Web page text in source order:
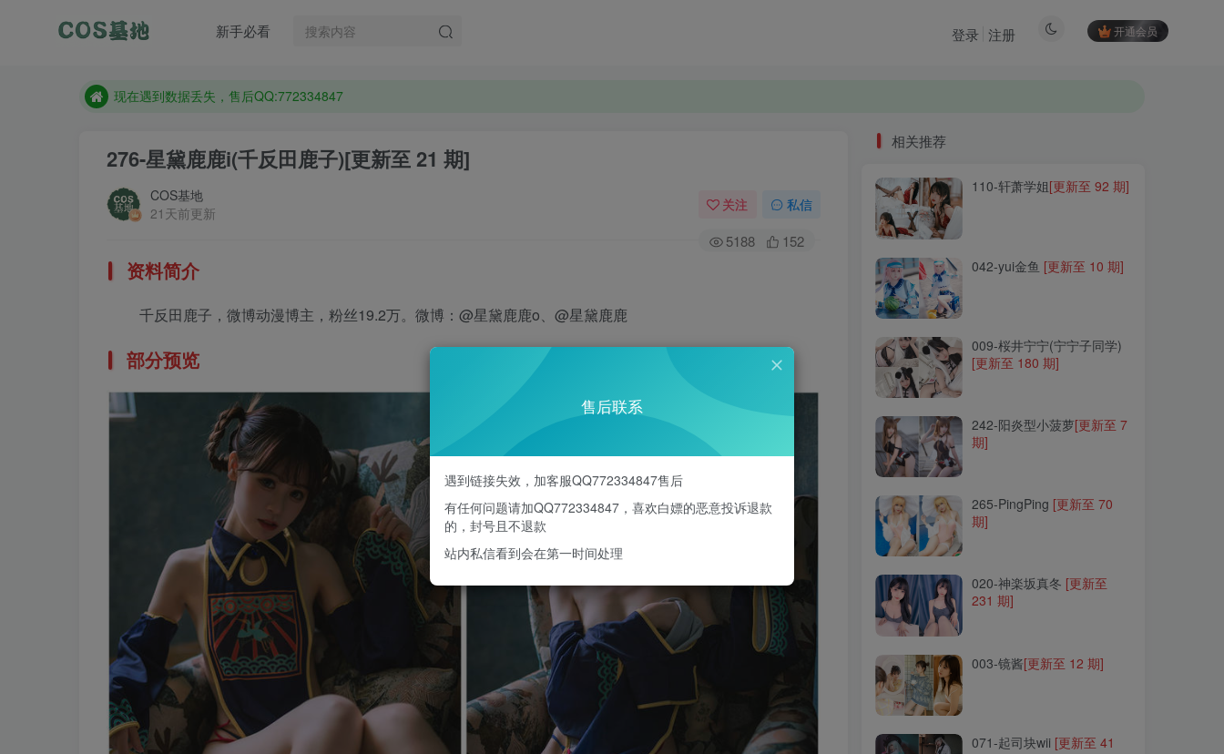
新手必看 开通会员
登录 注册
售后QQ:772334847
现在遇到数据丢失，售后QQ:772334847
想看那个coser作品，请在搜索框搜索
276-星黛鹿鹿i(千反田鹿子)[更新至 21 期]
COS基地
21天前更新
关注 私信
5188 152
资料简介
千反田鹿子，微博动漫博主，粉丝19.2万。微博：@星黛鹿鹿o、@星黛鹿鹿
部分预览
242-阳炎型小菠萝
265-PingPing
020-神楽坂真冬
相关推荐
110-轩萧学姐[更新至 92 期]
042-yui金鱼 [更新至 10 期]
009-桜井宁宁(宁宁子同学)
[更新至 180 期]
242-阳炎型小菠萝[更新至 7
期]
265-PingPing [更新至 70
期]
020-神楽坂真冬 [更新至
231 期]
003-镜酱[更新至 12 期]
071-起司块wii [更新至 41
售后联系
遇到链接失效，加客服QQ772334847售后
有任何问题请加QQ772334847，喜欢白嫖的恶意投诉退款
的，封号且不退款
站内私信看到会在第一时间处理